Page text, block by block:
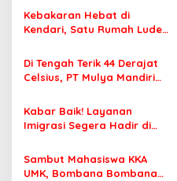
a
s
i
p
s
Kebakaran Hebat di
Kendari, Satu Rumah Ludes
Di Tengah Terik 44 Derajat
Celsius, PT Mulya Mandiri
Jamaah Tetap Sehat dan
Nyaman Beribadah
Kabar Baik! Layanan
Imigrasi Segera Hadir di
Perlu Lagi ke Kendari
Sambut Mahasiswa KKA
UMK, Bombana Bombana